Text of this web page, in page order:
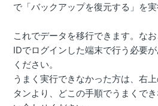
で「バックアップを復元する」を
これでデータを移行できます。な
IDでログインした端末で行う必要
ください。
うまく実行できなかった方は、右
タンより、どこの手順でうまくで